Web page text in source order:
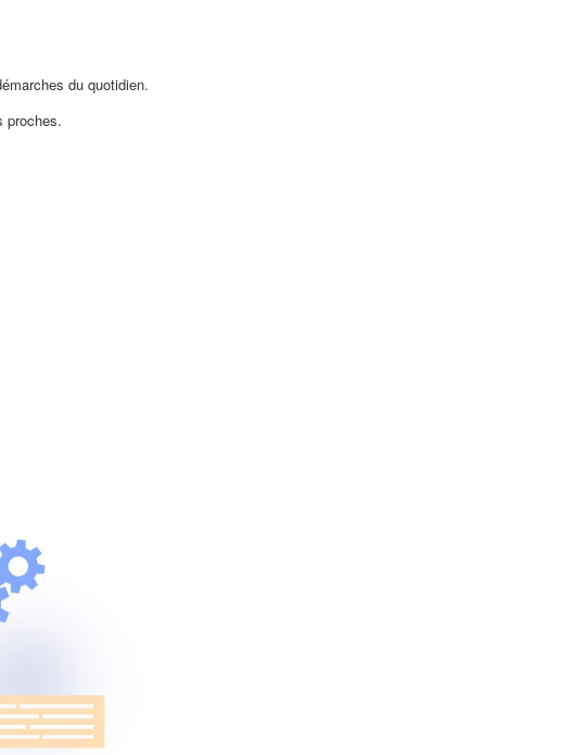
du quotidien.
proches.